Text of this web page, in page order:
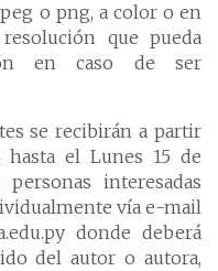
o png, a color o en
que pueda
en caso de ser
se recibirán a partir
el Lunes 15 de
interesadas
vía e-mail
donde deberá
del autor o autora,